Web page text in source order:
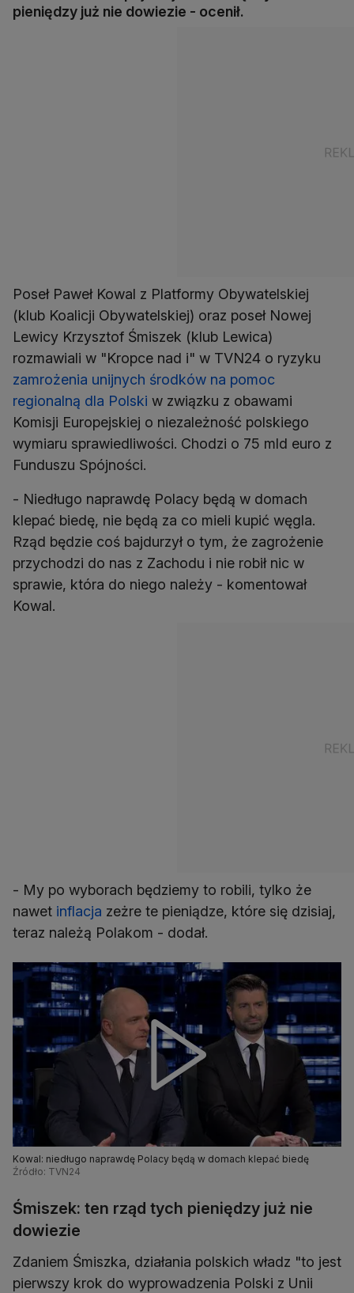
pieniędzy już nie dowiezie - ocenił.
Poseł Paweł Kowal z Platformy Obywatelskiej
(klub Koalicji Obywatelskiej) oraz poseł Nowej
Lewicy Krzysztof Śmiszek (klub Lewica)
rozmawiali w "Kropce nad i" w TVN24 o ryzyku
zamrożenia unijnych środków na pomoc
regionalną dla Polski w związku z obawami
Komisji Europejskiej o niezależność polskiego
wymiaru sprawiedliwości. Chodzi o 75 mld euro z
Funduszu Spójności.
- Niedługo naprawdę Polacy będą w domach
klepać biedę, nie będą za co mieli kupić węgla.
Rząd będzie coś bajdurzył o tym, że zagrożenie
przychodzi do nas z Zachodu i nie robił nic w
sprawie, która do niego należy - komentował
Kowal.
- My po wyborach będziemy to robili, tylko że
nawet inflacja zeżre te pieniądze, które się dzisiaj,
teraz należą Polakom - dodał.
Kowal: niedługo naprawdę Polacy będą w domach klepać biedę
Źródło: TVN24
Śmiszek: ten rząd tych pieniędzy już nie
dowiezie
Zdaniem Śmiszka, działania polskich władz "to jest
pierwszy krok do wyprowadzenia Polski z Unii